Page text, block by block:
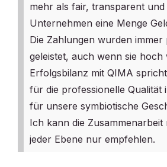
mehr als fair, transparent
Unternehmen eine Menge
Die Zahlungen wurden immer
geleistet, auch wenn sie hoch
Erfolgsbilanz mit QIMA
für die professionelle Qualität
für unsere symbiotische
Ich kann die
jeder Ebene nur empfehlen.